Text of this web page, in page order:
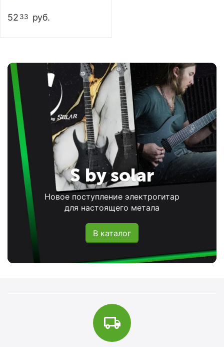
52 33 руб.
S by solar
Новое поступление электрогитар
для настоящего метала
В каталог